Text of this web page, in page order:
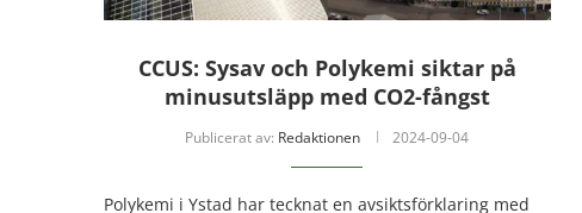
CCUS: Sysav och Polykemi siktar på
minusutsläpp med CO2-fångst
Publicerat av: Redaktionen 2024-09-04
Polykemi i Ystad har tecknat en avsiktsförklaring med